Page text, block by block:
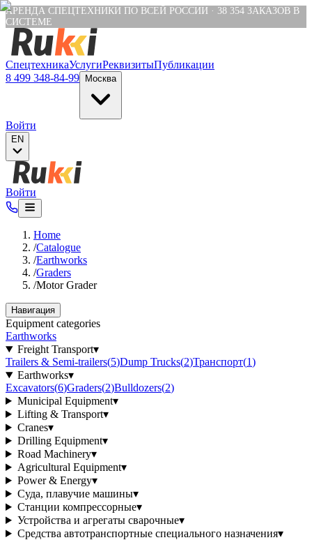
Verification: e6a4652c04df1fb8
АРЕНДА СПЕЦТЕХНИКИ ПО ВСЕЙ РОССИИ · 38 354 ЗАКАЗОВ В
СИСТЕМЕ
СпецтехникаУслугиРеквизитыПубликации
8 499 348-84-99
Москва
Войти
EN
Войти
Home
/Catalogue
/Earthworks
/Graders
/Motor Grader
Навигация
Equipment categories
Earthworks
Freight Transport▾
Trailers & Semi-trailers(5)Dump Trucks(2)Транспорт(1)
Earthworks▾
Excavators(6)Graders(2)Bulldozers(2)
Municipal Equipment▾
Lifting & Transport▾
Cranes▾
Drilling Equipment▾
Road Machinery▾
Agricultural Equipment▾
Power & Energy▾
Суда, плавучие машины▾
Станции компрессорные▾
Устройства и агрегаты сварочные▾
Средства автотранспортные специального назначения▾